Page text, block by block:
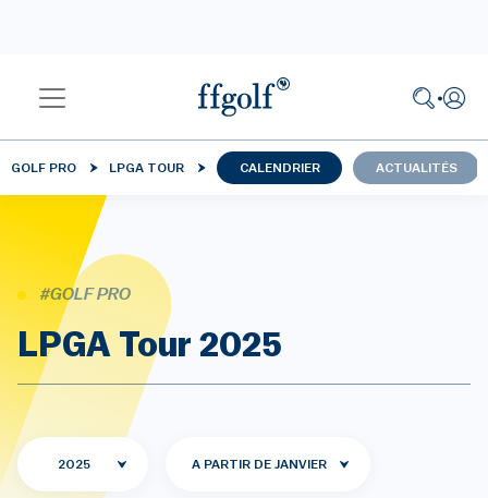
GOLF PRO LPGA TOUR CALENDRIER ACTUALITÉS
#GOLF PRO
LPGA Tour 2025
2025 A PARTIR DE JANVIER